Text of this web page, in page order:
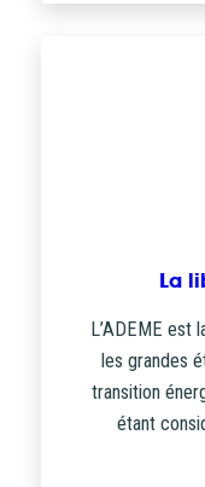
La
L’ADEME est
les grandes
transition
étant